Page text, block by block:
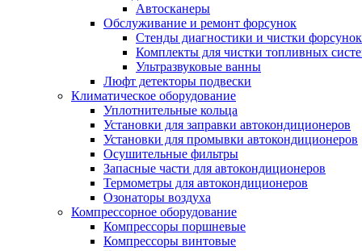
Автосканеры
Обслуживание и ремонт форсунок
Стенды диагностики и чистки форсунок
Комплекты для чистки топливных
Ультразвуковые ванны
Люфт детекторы подвески
Климатическое оборудование
Уплотнительные кольца
Установки для заправки автокондиционеров
Установки для промывки автокондиционеров
Осушительные фильтры
Запасные части для автокондиционеров
Термометры для автокондиционеров
Озонаторы воздуха
Компрессорное оборудование
Компрессоры поршневые
Компрессоры винтовые